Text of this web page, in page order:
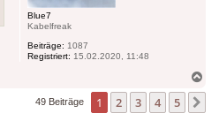
Blue7
Kabelfreak
Beiträge: 1087
Registriert: 15.02.2020, 11:48
49 Beiträge 1 2 3 4 5